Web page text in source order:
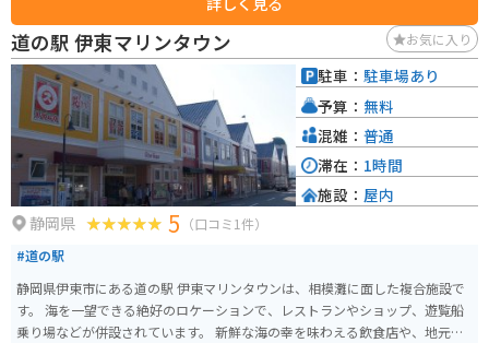
道の駅 伊東マリンタウン お気に入り
静岡県 5 （口コミ1件）
#道の駅
静岡県伊東市にある道の駅 伊東マリンタウンは、相模灘に面した複合施設で
す。 海を一望できる絶好のロケーションで、レストランやショップ、遊覧船
乗り場などが併設されています。 新鮮な海の幸を味わえる飲食店や、地元の
駐車： 駐車場あり
予算： 無料
混雑： 普通
滞在： 1時間
施設： 屋内